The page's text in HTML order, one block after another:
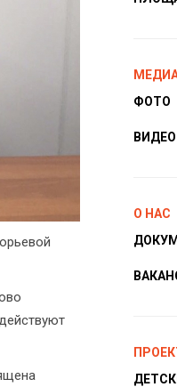
ФОТО
ВИДЕО
О НАС